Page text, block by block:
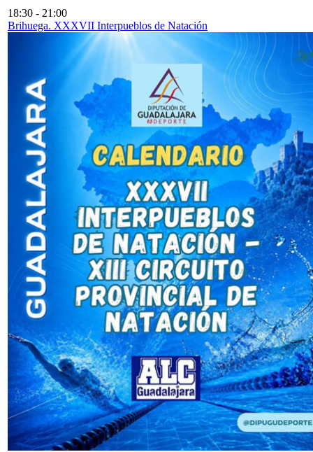
18:30 - 21:00
Brihuega. XXXVII Interpueblos de Natación